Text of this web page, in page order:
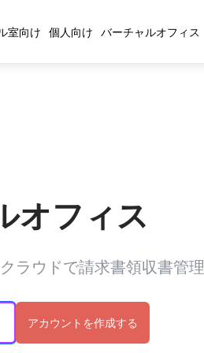
室向け 個人向け バーチャルオフィス
オフィス
クラウドで請求書領収書管理
アカウントを作成する